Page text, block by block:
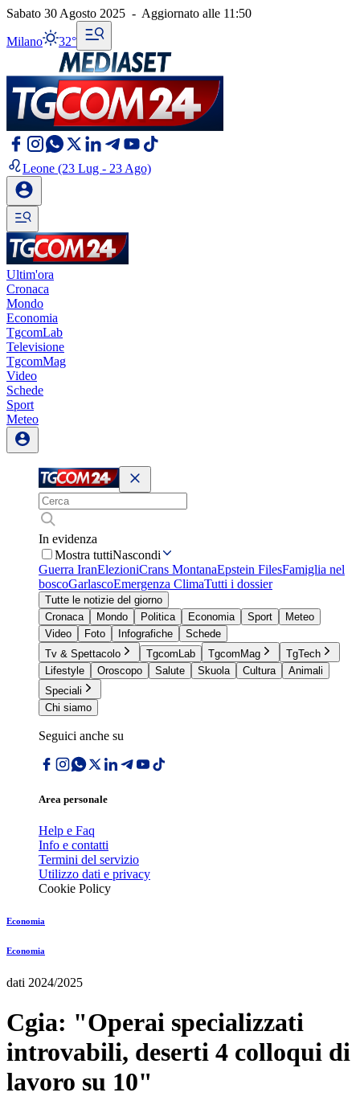
Sabato 30 Agosto 2025 - Aggiornato alle 11:50
Milano 32°
Leone (23 Lug - 23 Ago)
Ultim'ora
Cronaca
Mondo
Economia
TgcomLab
Televisione
TgcomMag
Video
Schede
Sport
Meteo
In evidenza
Mostra tuttiNascondi
Guerra IranElezioniCrans MontanaEpstein FilesFamiglia nel
boscoGarlascoEmergenza ClimaTutti i dossier
Tutte le notizie del giorno
Cronaca
Mondo Politica Economia Sport
Meteo
Video
Foto Infografiche
Schede
Tv & Spettacolo
TgcomLab TgcomMag
TgTech
Lifestyle
Oroscopo Salute Skuola Cultura
Animali
Speciali
Chi siamo
Seguici anche su
Area personale
Help e Faq
Info e contatti
Termini del servizio
Utilizzo dati e privacy
Cookie Policy
Economia
Economia
dati 2024/2025
Cgia: "Operai specializzati
introvabili, deserti 4 colloqui di
lavoro su 10"